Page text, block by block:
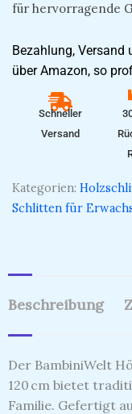
für hervorragende
Bezahlung, Versand
über Amazon, so
Schneller
Versand
Kategorien:
Schlitten für
Beschreibung
Der BambiniWelt
120 cm bietet
Familie. Gefertigt